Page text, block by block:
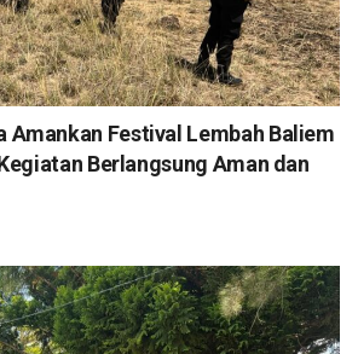
Amankan Festival Lembah Baliem
Berlangsung Aman dan